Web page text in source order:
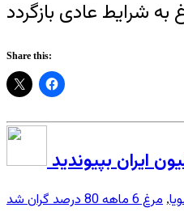
Share this:
ایران بپیوندید
, مرغ 6 ماهه 80 درصد گران شد